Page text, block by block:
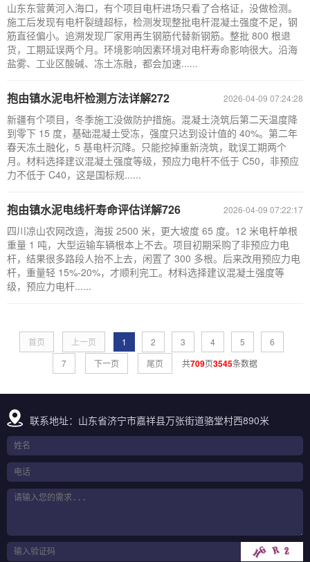
山东东营黄河入海口，有个项目电杆进场只看了合格证，没做检测。
施工后发现有电杆裂缝超标，检测发现整批电杆混凝土强度不足，钢
筋直径偏小。追溯发现厂家用再生钢筋代替新钢筋。整批 800 根退
货，工期延误两个月。环境影响因素环境对电杆寿命影响很大。沿海
盐雾、工业区酸碱、冻土冻融，都会加速......
2026-04-09 07:24:28
抱由镇水泥电杆检测方法详解272
新疆有个项目，冬季施工没做防护措施。混凝土浇筑后第二天温度降
到零下 15 度，基础混凝土受冻，强度只达到设计值的 40%。第二年
春天冻土融化，5 基电杆沉降。只能挖掉重新浇筑，耽误工期两个
月。材料选择建议混凝土强度等级，预应力电杆不低于 C50，非预应
力不低于 C40，这是国标规......
2026-04-09 07:22:17
抱由镇水泥电线杆寿命评估详解726
四川凉山农网改造，海拔 2500 米，更大坡度 65 度。12 米电杆单根
重量 1 吨，大型运输车辆根本上不去。项目初期采购了非预应力电
杆，结果很多路段人抬不上去，闲置了 300 多根。后来改用预应力电
杆，重量轻 15%-20%，才顺利完工。材料选择建议混凝土强度等
级，预应力电杆......
首页 上一页 1 2 3 4 5
6
7
下一页 尾页 共709页3545条数据
联系地址：山东省济宁市嘉祥县万张街道骆堂村西890米